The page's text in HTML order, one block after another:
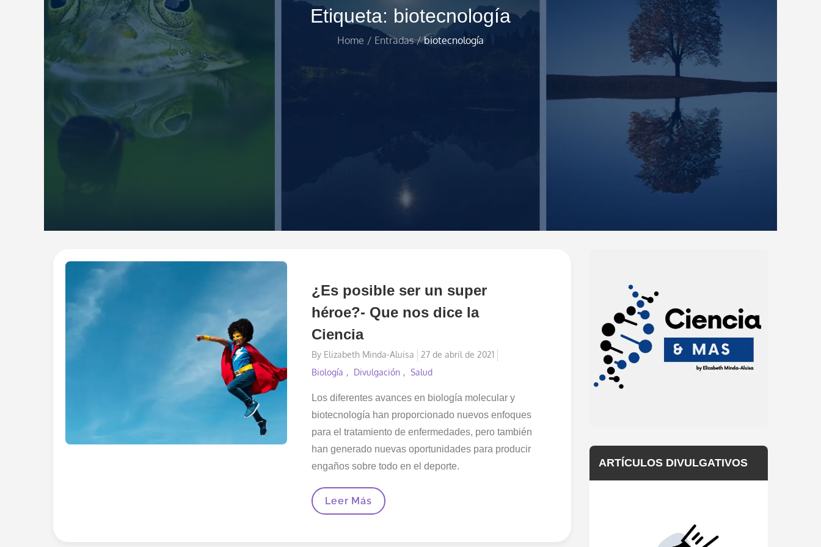
Etiqueta: biotecnología
Home Entradas biotecnología
¿Es posible ser un super
héroe?- Que nos dice la
Ciencia
By Elizabeth Minda-Aluisa
Posted
on
27 de abril de 2021
Biología
Divulgación Salud
Los diferentes avances en biología molecular y
biotecnología han proporcionado nuevos enfoques
para el tratamiento de enfermedades, pero también
han generado nuevas oportunidades para producir
engaños sobre todo en el deporte.
¿Es
Leer Más
ARTÍCULOS DIVULGATIVOS